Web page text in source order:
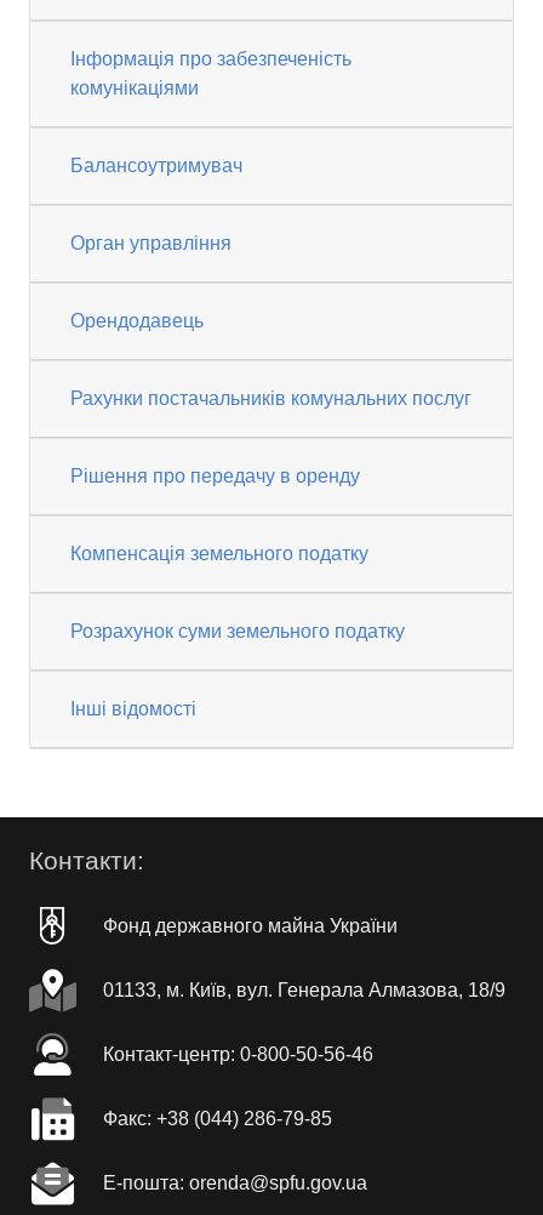
Інформація про забезпеченість
комунікаціями
Балансоутримувач
Орган управління
Орендодавець
Рахунки постачальників комунальних послуг
Рішення про передачу в оренду
Компенсація земельного податку
Розрахунок суми земельного податку
Інші відомості
Контакти:
Фонд державного майна України
01133, м. Київ, вул. Генерала Алмазова, 18/9
Контакт-центр: 0-800-50-56-46
Факc: +38 (044) 286-79-85
Е-пошта: orenda@spfu.gov.ua